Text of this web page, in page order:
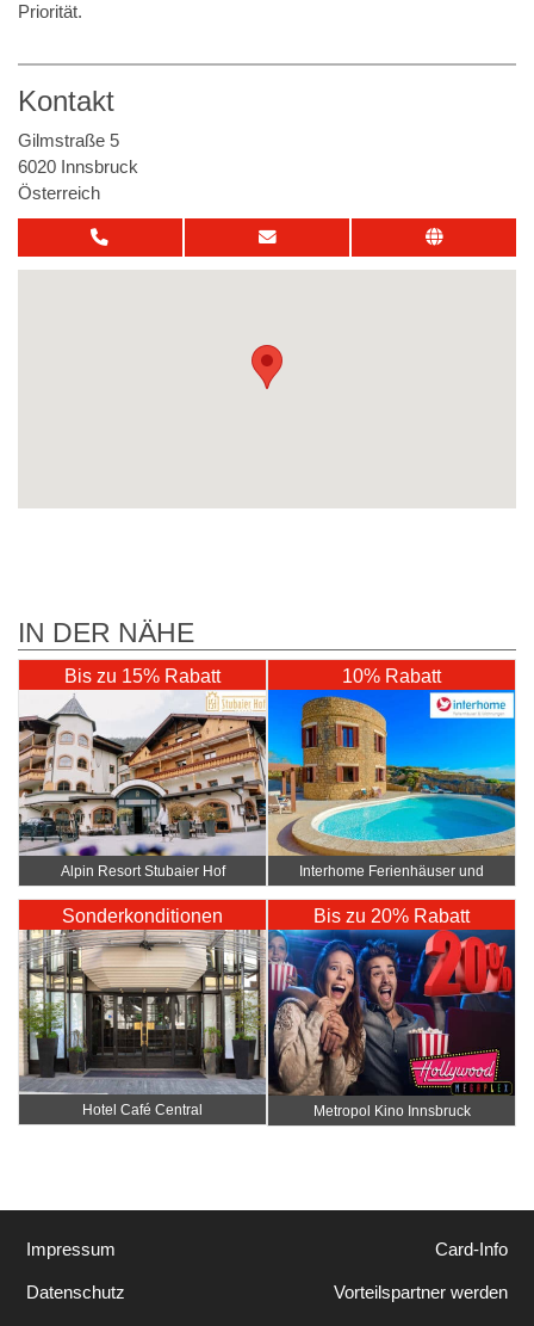
Priorität.
Kontakt
Gilmstraße 5
6020 Innsbruck
Österreich
IN DER NÄHE
Bis zu 15% Rabatt
Alpin Resort Stubaier Hof
10% Rabatt
Interhome Ferienhäuser und
Wohnungen
Sonderkonditionen
Hotel Café Central
Bis zu 20% Rabatt
Metropol Kino Innsbruck
Impressum
Datenschutz
Card-Info
Vorteilspartner werden